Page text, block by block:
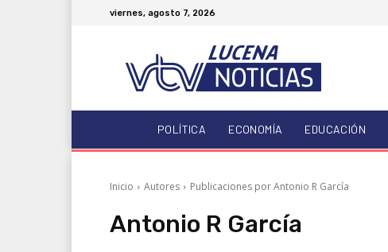
viernes, agosto 7, 2026
POLÍTICA ECONOMÍA EDUCACIÓN
Inicio Autores Publicaciones por Antonio R García
Antonio R García